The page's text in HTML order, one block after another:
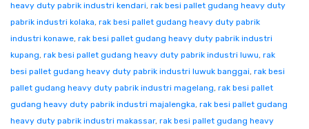
heavy duty pabrik industri kendari, rak besi pallet gudang heavy duty
pabrik industri kolaka, rak besi pallet gudang heavy duty pabrik
industri konawe, rak besi pallet gudang heavy duty pabrik industri
kupang, rak besi pallet gudang heavy duty pabrik industri luwu, rak
besi pallet gudang heavy duty pabrik industri luwuk banggai, rak besi
pallet gudang heavy duty pabrik industri magelang, rak besi pallet
gudang heavy duty pabrik industri majalengka, rak besi pallet gudang
heavy duty pabrik industri makassar, rak besi pallet gudang heavy